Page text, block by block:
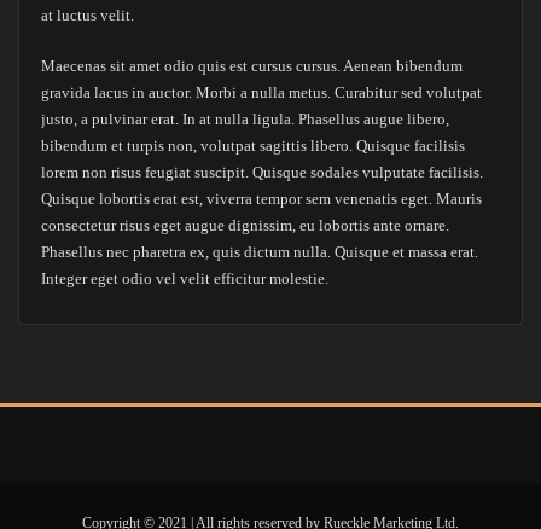
at luctus velit.
Maecenas sit amet odio quis est cursus cursus. Aenean bibendum
gravida lacus in auctor. Morbi a nulla metus. Curabitur sed volutpat
justo, a pulvinar erat. In at nulla ligula. Phasellus augue libero,
bibendum et turpis non, volutpat sagittis libero. Quisque facilisis
lorem non risus feugiat suscipit. Quisque sodales vulputate facilisis.
Quisque lobortis erat est, viverra tempor sem venenatis eget. Mauris
consectetur risus eget augue dignissim, eu lobortis ante ornare.
Phasellus nec pharetra ex, quis dictum nulla. Quisque et massa erat.
Integer eget odio vel velit efficitur molestie.
Copyright © 2021 | All rights reserved by Rueckle Marketing Ltd.